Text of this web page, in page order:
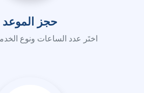
حجز الموعد
اختَر عدد الساعات ونوع